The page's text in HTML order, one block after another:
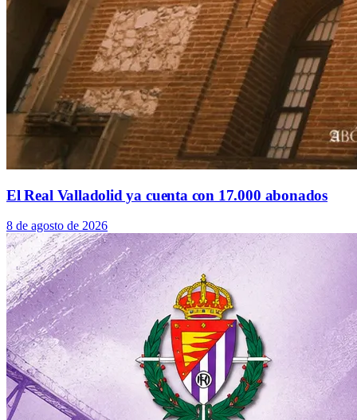
El Real Valladolid ya cuenta con 17.000 abonados
8 de agosto de 2026